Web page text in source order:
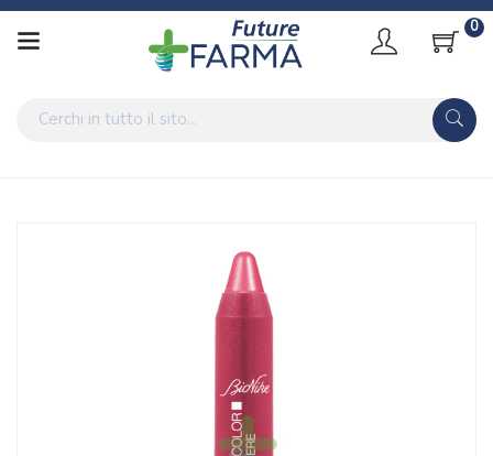
0
Bionike Linea Defence Color Liplumiere Rossetto Brillante
Gloss Labbra 505